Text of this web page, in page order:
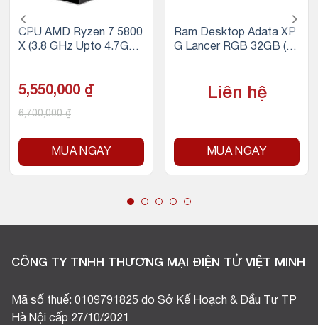
CPU AMD Ryzen 7 5800
X (3.8 GHz Upto 4.7GHz
M4)
5,550,000 ₫
6,700,000₫
MUA NGAY
Ram Desktop Adata XP
G Lancer RGB 32GB (2x
Liên hệ
MUA NGAY
CÔNG TY TNHH THƯƠNG MẠI ĐIỆN TỬ VIỆT MINH
Mã số thuế: 0109791825 do Sở Kế Hoạch & Đầu Tư TP
Hà Nội cấp 27/10/2021